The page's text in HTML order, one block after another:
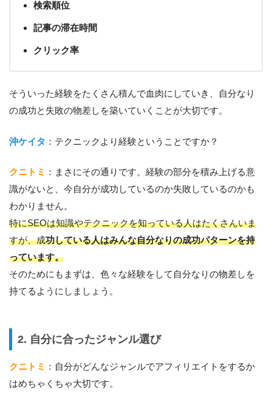
検索順位
記事の滞在時間
クリック率
そういった経験をたくさん積んで血肉にしていき、自分なり
の成功と失敗の物差しを築いていくことが大切です。
沖ケイタ ：テクニックより経験ということですか？
クニトミ ：まさにその通りです。経験の部分を積み上げる意
識がないと、今自分が成功しているのか失敗しているのかも
わかりません。
特にSEOは知識やテクニックを知っている人はたくさんいま
すが、成功している人はみんな自分なりの成功パターンを持
っています。
そのためにもまずは、色々な経験をして自分なりの物差しを
持てるようにしましょう。
2. 自分に合ったジャンル選び
クニトミ ：自分がどんなジャンルでアフィリエイトをするか
はめちゃくちゃ大切です。